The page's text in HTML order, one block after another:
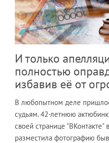
И только
полностью
избавив её от
В любопытном деле
судьям. 42-летнюю
своей странице "ВКонтакте"
разместила фотографию